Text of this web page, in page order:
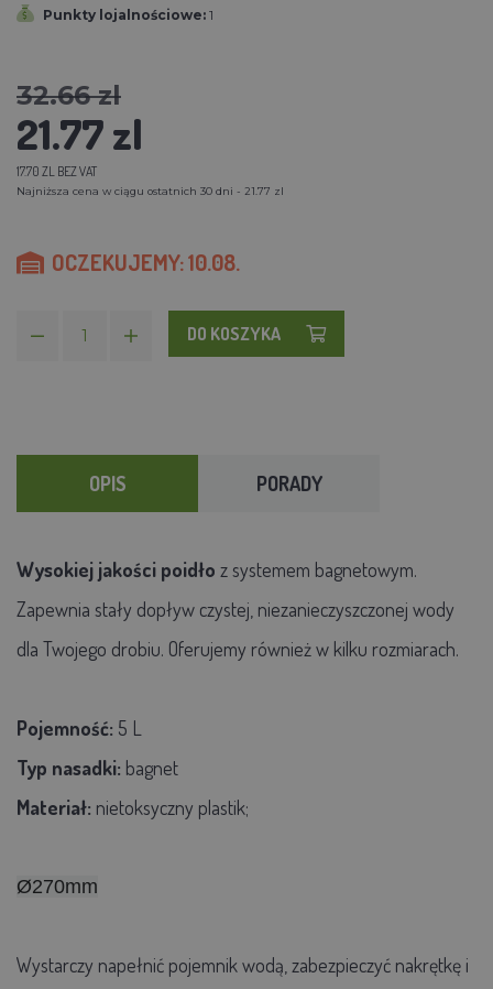
Punkty lojalnościowe: 1
32.66 zl
21.77 zl
17.70 ZL BEZ VAT
Najniższa cena w ciągu ostatnich 30 dni - 21.77 zl
OCZEKUJEMY: 10.08.
DO KOSZYKA
OPIS PORADY
Wysokiej jakości poidło z systemem bagnetowym.
Zapewnia stały dopływ czystej, niezanieczyszczonej wody
dla Twojego drobiu. Oferujemy również w kilku rozmiarach.
Pojemność: 5 L
Typ nasadki: bagnet
Materiał: nietoksyczny plastik;
Ø270mm
Wystarczy napełnić pojemnik wodą, zabezpieczyć nakrętkę i